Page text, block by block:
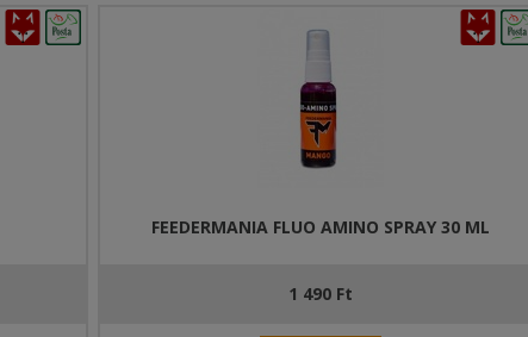
FEEDERMANIA FLUO AMINO SPRAY 30 ML
1 490 Ft